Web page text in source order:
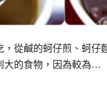
從鹹的蚵仔煎、蚵仔
大的食物，因為較為…